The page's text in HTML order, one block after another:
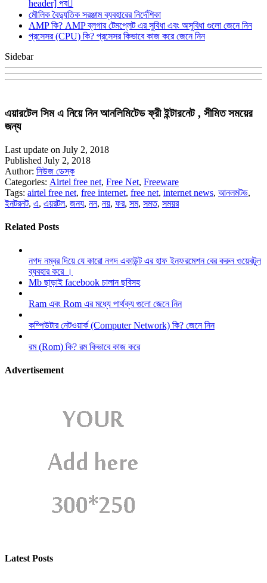
header] পব
মৌলিক বৈদ্যুতিক সরঞ্জাম ব্যবহারের নির্দেশিকা
AMP কি? AMP ব্লগার টেমপ্লেট এর সুবিধা এবং অসুবিধা গুলো জেনে নিন
প্রসেসর (CPU) কি? প্রসেসর কিভাবে কাজ করে জেনে নিন
Sidebar
এয়ারটেল সিম এ নিয়ে নিন আনলিমিটেড ফ্রী ইন্টারনেট , সীমিত সময়ের
জন্য
Last update on July 2, 2018
Published July 2, 2018
Author: নিউজ ডেস্ক
Categories: Airtel free net, Free Net, Freeware
Tags: airtel free net, free internet, free net, internet news, আনলমটড,
ইনটরনট, এ, এয়রটল, জনয, নন, নয়, ফর, সম, সমত, সময়র
Related Posts
নগদ নম্বর দিয়ে যে কারো নগদ একাউন্ট এর হাফ ইনফরমেশন বের করুন ওয়েবটুল
ব্যবহার করে ।
Mb ছাড়াই facebook চালান ছবিসহ
Ram এবং Rom এর মধ্যে পার্থক্য গুলো জেনে নিন
কম্পিউটার নেটওয়ার্ক (Computer Network) কি? জেনে নিন
রম (Rom) কি? রম কিভাবে কাজ করে
Advertisement
Latest Posts